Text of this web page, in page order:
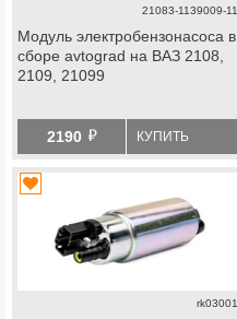
21083-1139009-11
Модуль электробензонасоса в
сборе avtograd на ВАЗ 2108,
2109, 21099
2190 й КУПИТЬ
rk03001